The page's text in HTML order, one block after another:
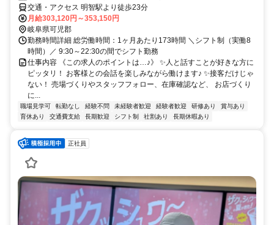
交通・アクセス 明智駅より徒歩23分
月給303,120円～353,150円
岐阜県可児郡
勤務時間詳細 総労働時間：1ヶ月あたり173時間 ＼シフト制（実働8
時間）／ 9:30～22:30の間でシフト勤務
仕事内容 《この求人のポイントは…♪》 ✨人と話すことが好きな方に
ピッタリ！ お客様との会話を楽しみながら働けます♪ ✨接客だけじゃ
ない！ 売場づくりやスタッフフォロー、在庫確認など、 お店づくり
に...
職場見学可 転勤なし 経験不問 未経験者歓迎 経験者歓迎 研修あり
賞与あり
育休あり
交通費支給 長期歓迎 シフト制 社割あり 長期休暇あり
正社員